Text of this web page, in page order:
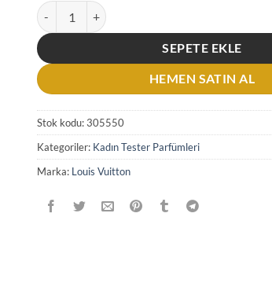
Louis Vuitton Dans La Peau EDP 100 ML Kadın
SEPETE EKLE
HEMEN SATIN AL
Stok kodu:305550
Kategoriler: Kadın Tester Parfümleri
Marka: Louis Vuitton